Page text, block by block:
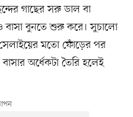
গাছের সরু ডাল বা
ও বাসা বুনতে শুরু করে। সুচালো
মতো ফোঁড়ের পর
অর্ধেকটা তৈরি হলেই